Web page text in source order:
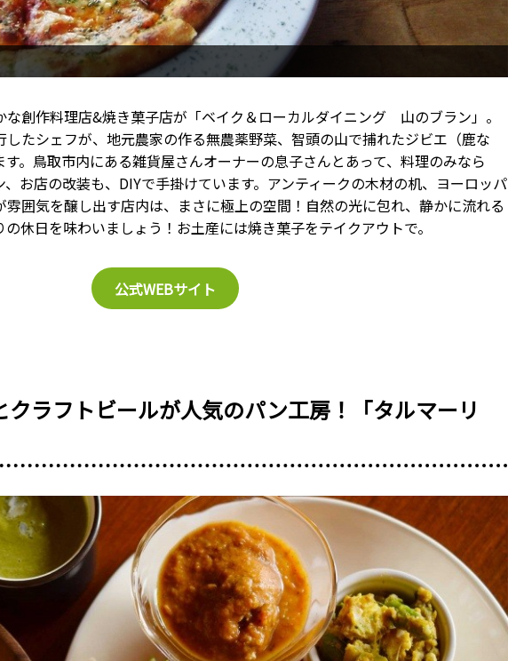
な創作料理店&焼き菓子店が「ベイク＆ローカルダイニング 山のブラン」。
たシェフが、地元農家の作る無農薬野菜、智頭の山で捕れたジビエ（鹿な
。鳥取市内にある雑貨屋さんオーナーの息子さんとあって、料理のみなら
お店の改装も、DIYで手掛けています。アンティークの木材の机、ヨーロッパ
囲気を醸し出す店内は、まさに極上の空間！自然の光に包れ、静かに流れる
休日を味わいましょう！お土産には焼き菓子をテイクアウトで。
公式WEBサイト
クラフトビールが人気のパン工房！「タルマーリ